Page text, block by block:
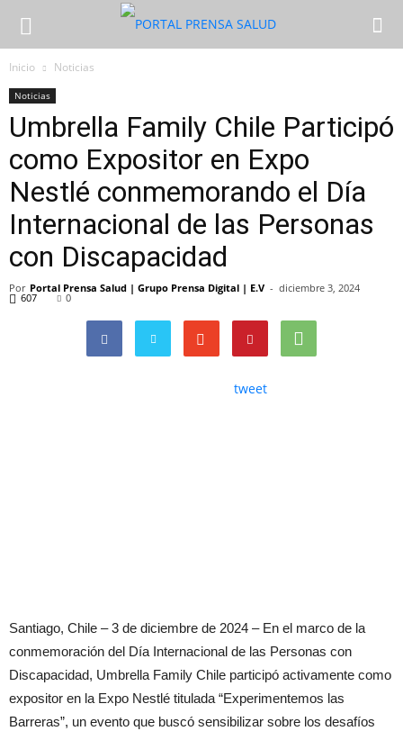
Inicio Noticias
Noticias
Umbrella Family Chile Participó
como Expositor en Expo
Nestlé conmemorando el Día
Internacional de las Personas
con Discapacidad
Por Portal Prensa Salud | Grupo Prensa Digital | E.V - diciembre 3, 2024
607 0
tweet
Santiago, Chile – 3 de diciembre de 2024 – En el marco de la
conmemoración del Día Internacional de las Personas con
Discapacidad, Umbrella Family Chile participó activamente como
expositor en la Expo Nestlé titulada “Experimentemos las
Barreras”, un evento que buscó sensibilizar sobre los desafíos